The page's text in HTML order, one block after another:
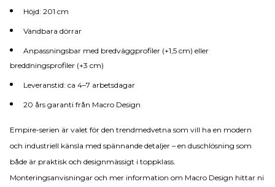
Höjd: 201 cm
Vändbara dörrar
Anpassningsbar med bredväggprofiler (+1,5 cm) eller
breddningsprofiler (+3 cm)
Leveranstid: ca 4–7 arbetsdagar
20 års garanti från Macro Design
Empire-serien är valet för den trendmedvetna som vill ha en modern
och industriell känsla med spännande detaljer – en duschlösning som
både är praktisk och designmässigt i toppklass.
Monteringsanvisningar och mer information om Macro Design hittar ni